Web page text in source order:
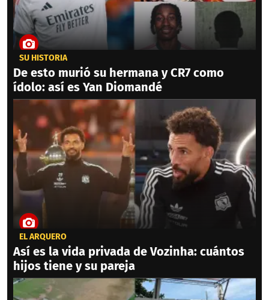
SU HISTORIA
De esto murió su hermana y CR7 como
ídolo: así es Yan Diomandé
EL ARQUERO
Así es la vida privada de Vozinha: cuántos
hijos tiene y su pareja